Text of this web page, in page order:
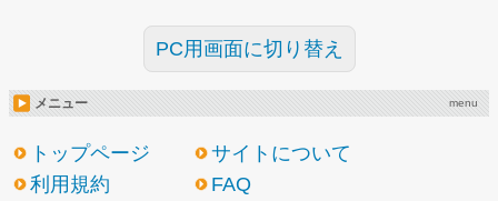
PC用画面に切り替え
メニュー menu
トップページ
サイトについて
利用規約
FAQ